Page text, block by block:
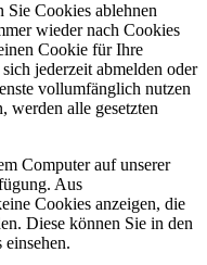
Sie Cookies ablehnen
wieder nach Cookies
Cookie für Ihre
jederzeit abmelden oder
vollumfänglich nutzen
werden alle gesetzten
Computer auf unserer
Aus
Cookies anzeigen, die
Diese können Sie in den